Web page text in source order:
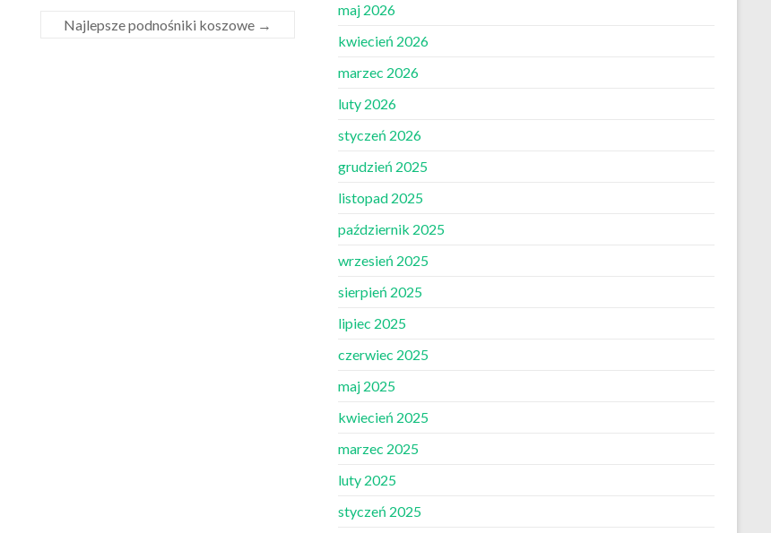
Najlepsze podnośniki koszowe →
maj 2026
kwiecień 2026
marzec 2026
luty 2026
styczeń 2026
grudzień 2025
listopad 2025
październik 2025
wrzesień 2025
sierpień 2025
lipiec 2025
czerwiec 2025
maj 2025
kwiecień 2025
marzec 2025
luty 2025
styczeń 2025